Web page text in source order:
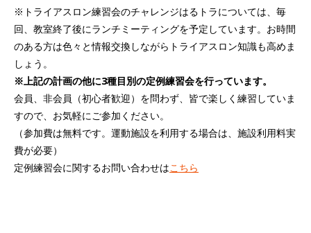
※トライアスロン練習会のチャレンジはるトラについては、毎
回、教室終了後にランチミーティングを予定しています。お時間
のある方は色々と情報交換しながらトライアスロン知識も高めま
しょう。
※上記の計画の他に3種目別の定例練習会を行っています。
会員、非会員（初心者歓迎）を問わず、皆で楽しく練習していま
すので、お気軽にご参加ください。
（参加費は無料です。運動施設を利用する場合は、施設利用料実
費が必要）
定例練習会に関するお問い合わせはこちら